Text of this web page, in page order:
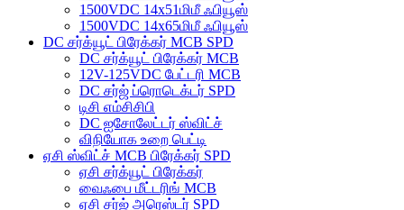
1500VDC 14x51மிமீ ஃபியூஸ்
1500VDC 14x65மிமீ ஃபியூஸ்
DC சர்க்யூட் பிரேக்கர் MCB SPD
DC சர்க்யூட் பிரேக்கர் MCB
12V-125VDC பேட்டரி MCB
DC சர்ஜ் ப்ரொடெக்டர் SPD
டிசி எம்சிசிபி
DC ஐசோலேட்டர் ஸ்விட்ச்
விநியோக உறை பெட்டி
ஏசி ஸ்விட்ச் MCB பிரேக்கர் SPD
ஏசி சர்க்யூட் பிரேக்கர்
வைஃபை மீட்டரிங் MCB
ஏசி சர்ஜ் அரெஸ்டர் SPD